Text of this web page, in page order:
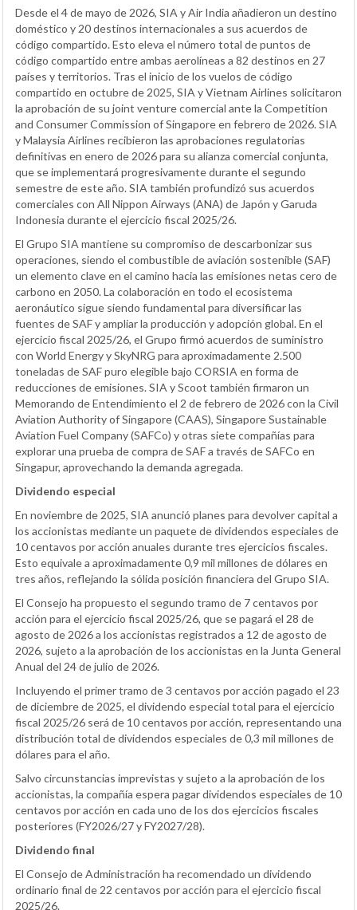
Desde el 4 de mayo de 2026, SIA y Air India añadieron un destino
doméstico y 20 destinos internacionales a sus acuerdos de
código compartido. Esto eleva el número total de puntos de
código compartido entre ambas aerolíneas a 82 destinos en 27
países y territorios. Tras el inicio de los vuelos de código
compartido en octubre de 2025, SIA y Vietnam Airlines solicitaron
la aprobación de su joint venture comercial ante la Competition
and Consumer Commission of Singapore en febrero de 2026. SIA
y Malaysia Airlines recibieron las aprobaciones regulatorias
definitivas en enero de 2026 para su alianza comercial conjunta,
que se implementará progresivamente durante el segundo
semestre de este año. SIA también profundizó sus acuerdos
comerciales con All Nippon Airways (ANA) de Japón y Garuda
Indonesia durante el ejercicio fiscal 2025/26.
El Grupo SIA mantiene su compromiso de descarbonizar sus
operaciones, siendo el combustible de aviación sostenible (SAF)
un elemento clave en el camino hacia las emisiones netas cero de
carbono en 2050. La colaboración en todo el ecosistema
aeronáutico sigue siendo fundamental para diversificar las
fuentes de SAF y ampliar la producción y adopción global. En el
ejercicio fiscal 2025/26, el Grupo firmó acuerdos de suministro
con World Energy y SkyNRG para aproximadamente 2.500
toneladas de SAF puro elegible bajo CORSIA en forma de
reducciones de emisiones. SIA y Scoot también firmaron un
Memorando de Entendimiento el 2 de febrero de 2026 con la Civil
Aviation Authority of Singapore (CAAS), Singapore Sustainable
Aviation Fuel Company (SAFCo) y otras siete compañías para
explorar una prueba de compra de SAF a través de SAFCo en
Singapur, aprovechando la demanda agregada.
Dividendo especial
En noviembre de 2025, SIA anunció planes para devolver capital a
los accionistas mediante un paquete de dividendos especiales de
10 centavos por acción anuales durante tres ejercicios fiscales.
Esto equivale a aproximadamente 0,9 mil millones de dólares en
tres años, reflejando la sólida posición financiera del Grupo SIA.
El Consejo ha propuesto el segundo tramo de 7 centavos por
acción para el ejercicio fiscal 2025/26, que se pagará el 28 de
agosto de 2026 a los accionistas registrados a 12 de agosto de
2026, sujeto a la aprobación de los accionistas en la Junta General
Anual del 24 de julio de 2026.
Incluyendo el primer tramo de 3 centavos por acción pagado el 23
de diciembre de 2025, el dividendo especial total para el ejercicio
fiscal 2025/26 será de 10 centavos por acción, representando una
distribución total de dividendos especiales de 0,3 mil millones de
dólares para el año.
Salvo circunstancias imprevistas y sujeto a la aprobación de los
accionistas, la compañía espera pagar dividendos especiales de 10
centavos por acción en cada uno de los dos ejercicios fiscales
posteriores (FY2026/27 y FY2027/28).
Dividendo final
El Consejo de Administración ha recomendado un dividendo
ordinario final de 22 centavos por acción para el ejercicio fiscal
2025/26.